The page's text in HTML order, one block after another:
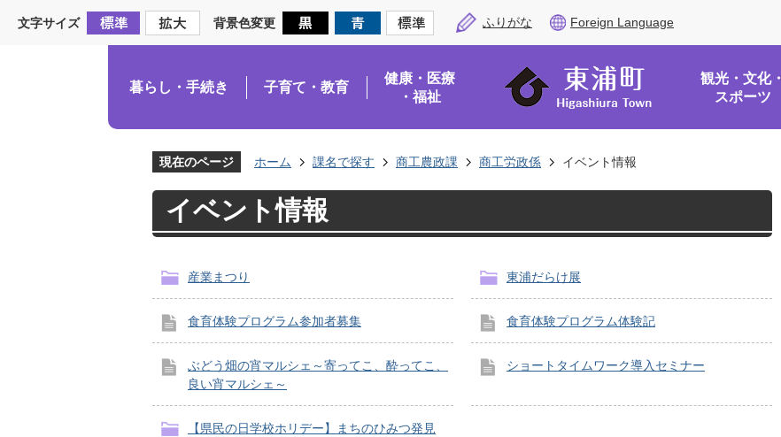
文字サイズ 背景色変更 ふりがな Foreign Language
暮らし・手続き 子育て・教育
健康・医療
・福祉
観光・文化・
スポーツ
現在のページ ホーム 課名で探す 商工農政課 商工労政係 イベント情報
イベント情報
産業まつり 東浦だらけ展
食育体験プログラム参加者募集 食育体験プログラム体験記
ぶどう畑の宵マルシェ～寄ってこ、酔ってこ、
良い宵マルシェ～
ショートタイムワーク導入セミナー
【県民の日学校ホリデー】まちのひみつ発見